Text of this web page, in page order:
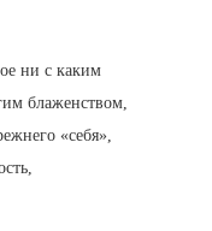
ни с каким
блаженством,
«себя»,